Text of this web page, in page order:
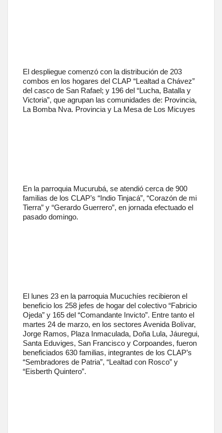
El despliegue comenzó con la distribución de 203
combos en los hogares del CLAP “Lealtad a Chávez”
del casco de San Rafael; y 196 del “Lucha, Batalla y
Victoria”, que agrupan las comunidades de: Provincia,
La Bomba Nva. Provincia y La Mesa de Los Micuyes
En la parroquia Mucurubá, se atendió cerca de 900
familias de los CLAP’s “Indio Tinjacá”, “Corazón de mi
Tierra” y “Gerardo Guerrero”, en jornada efectuado el
pasado domingo.
El lunes 23 en la parroquia Mucuchíes recibieron el
beneficio los 258 jefes de hogar del colectivo “Fabricio
Ojeda” y 165 del “Comandante Invicto”. Entre tanto el
martes 24 de marzo, en los sectores Avenida Bolívar,
Jorge Ramos, Plaza Inmaculada, Doña Lula, Jáuregui,
Santa Eduviges, San Francisco y Corpoandes, fueron
beneficiados 630 familias, integrantes de los CLAP’s
“Sembradores de Patria”, “Lealtad con Rosco” y
“Eisberth Quintero”.